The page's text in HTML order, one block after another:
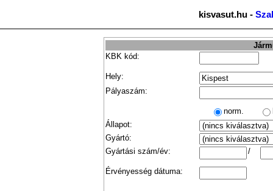
kisvasut.hu -
KBK kód:
Hely:
Pályaszám:
norm.
Állapot:
Gyártó:
Gyártási szám/év:
/
Érvényesség dátuma: